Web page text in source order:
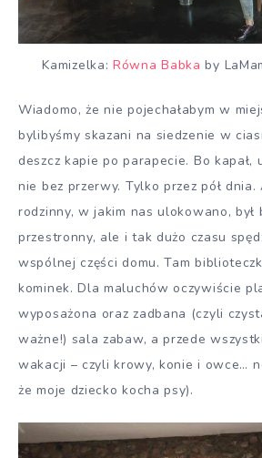
Kamizelka:Równa Babka by
Wiadomo, że nie pojechałabym w
bylibyśmy skazani na siedzenie w
deszcz kapie po parapecie. Bo kapał,
nie bez przerwy. Tylko przez pół
rodzinny, w jakim nas ulokowano, był
przestronny, ale i tak dużo czasu
wspólnej części domu. Tam
kominek. Dla maluchów oczywiście
wyposażona oraz zadbana (czyli
ważne!) sala zabaw, a przede
wakacji – czyli krowy, konie i owce…
że moje dziecko kocha psy).